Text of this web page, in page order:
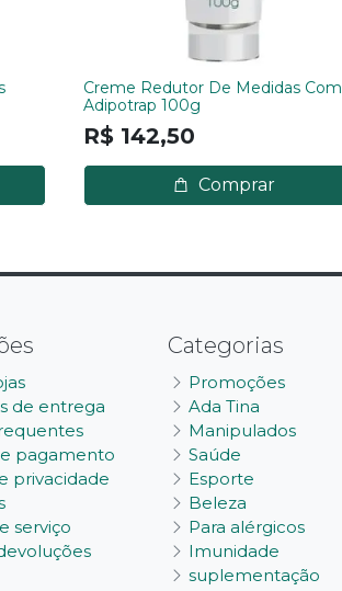
Creme Redutor De Medidas Com
Adipotrap 100g
R$ 142,50
Comprar
de entrega
pagamento
privacidade
serviço
Categorias
Promoções
Ada Tina
Manipulados
Saúde
Esporte
Beleza
Para alérgicos
Imunidade
suplementação